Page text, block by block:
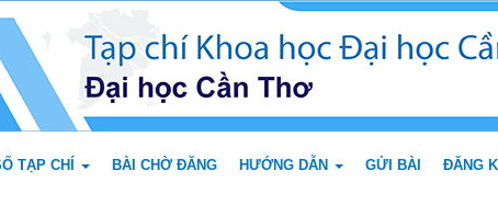
TẠP CHÍ BÀI CHỜ ĐĂNG HƯỚNG DẪN GỬI BÀI ĐĂNG